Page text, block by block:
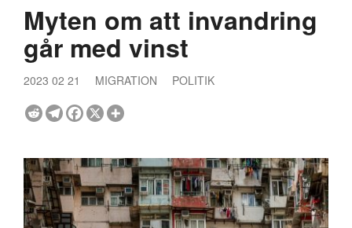
Myten om att invandring
går med vinst
2023 02 21 MIGRATION POLITIK